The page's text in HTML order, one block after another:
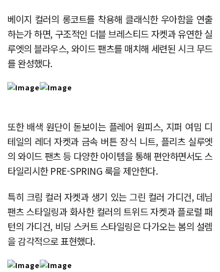
베이지 컬러의 롱코트를 착용해 클래식한 우아함을 연출
하는가 하면, 구조적인 더블 브레스티드 자켓과 유연한 실
루엣의 블라우스, 와이드 팬츠를 매치해 세련된 시크 무드
를 완성했다.
또한 배색 원단이 돋보이는 플레어 원피스, 지퍼 여밈 디
테일의 레더 자켓과 금속 버튼 장식 니트, 플리츠 실루엣
의 와이드 팬츠 등 다양한 아이템을 통해 편안하면서도 스
타일리시한 PRE-SPRING 룩을 제안한다.
특히 크림 컬러 자켓과 생기 있는 그린 컬러 가디건, 데님
팬츠 스타일링과 화사한 컬러의 트위드 자켓과 플로럴 패
턴의 가디건, 비딩 스커트 스타일링은 다가오는 봄의 설렘
을 감각적으로 표현했다.